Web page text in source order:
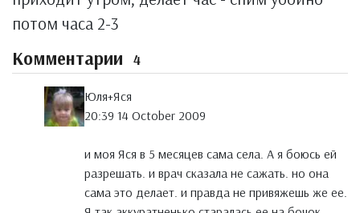
потом часа 2-3
Комментарии 4
Юля+Яся
20:39 14 October 2009
и моя Яся в 5 месяцев сама села. А я боюсь ей
разрешать. и врач сказала не сажать. но она
сама это делает. и правда не привяжешь же ее.